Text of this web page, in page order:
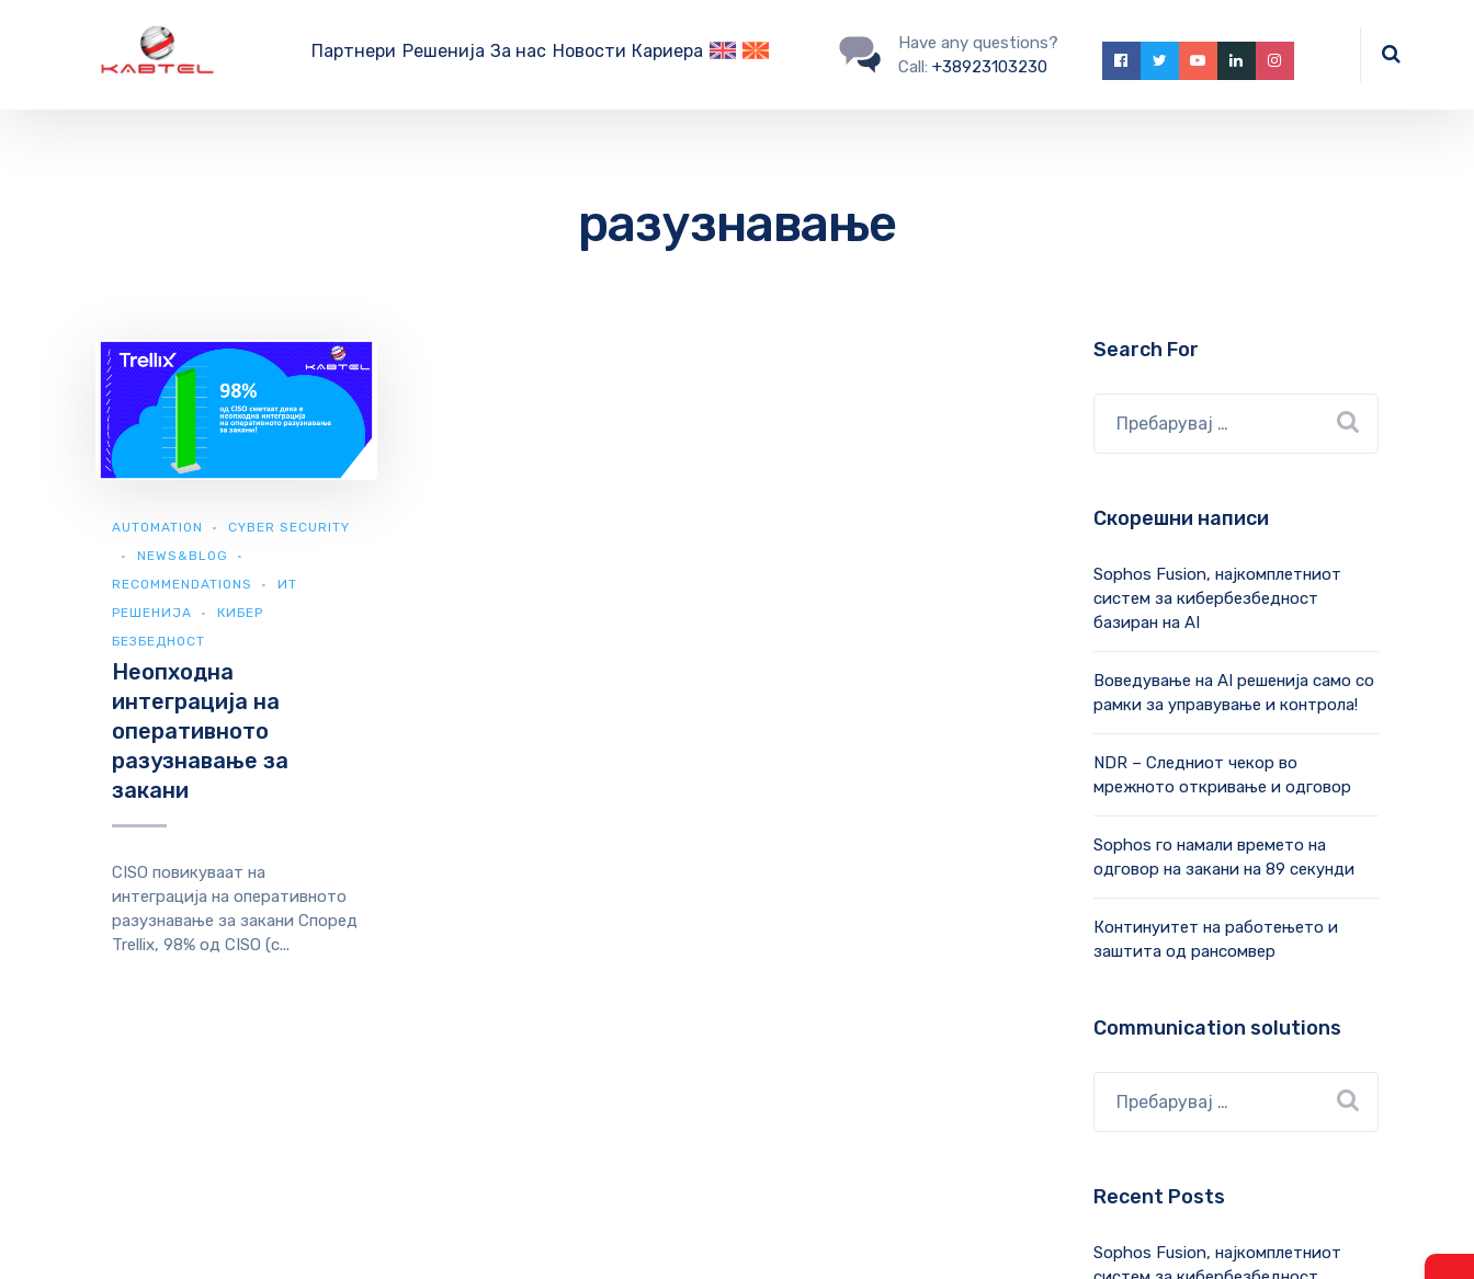
Партнери Решенија За нас Новости Кариера
Have any questions?
Call: +38923103230
разузнавање
AUTOMATION
CYBER SECURITY
NEWS&BLOG
RECOMMENDATIONS
ИТ
РЕШЕНИЈА
КИБЕР
БЕЗБЕДНОСТ
Неопходна
интеграција на
оперативното
разузнавање за
закани
CISO повикуваат на
интеграција на оперативното
разузнавање за закани Според
Trellix, 98% од CISO (с...
Search For
Скорешни написи
Sophos Fusion, најкомплетниот
систем за кибербезбедност
базиран на AI
Воведување на AI решенија само со
рамки за управување и контрола!
NDR – Следниот чекор во
мрежното откривање и одговор
Sophos го намали времето на
одговор на закани на 89 секунди
Континуитет на работењето и
заштита од рансомвер
Communication solutions
Recent Posts
Sophos Fusion, најкомплетниот